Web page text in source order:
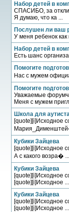
Набор детей в
СПАСИБО, за
Я думаю, что ка ...
Послушен ли ваш
У меня ребенок как
Набор детей в
Есть шанс
Помогите
Нас с мужем
Помогите
Уважаемые
Меня с мужем
Школа для
[quote][i]Исходное
Кубики Зайцева
[quote][i]Исходное
А с какого возра� ...
Кубики Зайцева
[quote][i]Исходное
[quote][i]Исходное ...
Кубики Зайцева
[quote][i]Исходное
[quote][i]Исходное ...